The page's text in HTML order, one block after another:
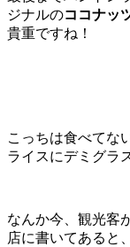
ジナルのココナッ
貴重ですね！
こっちは食べてな
ライスにデミグラ
なんか今、観光客
店に書いてあると